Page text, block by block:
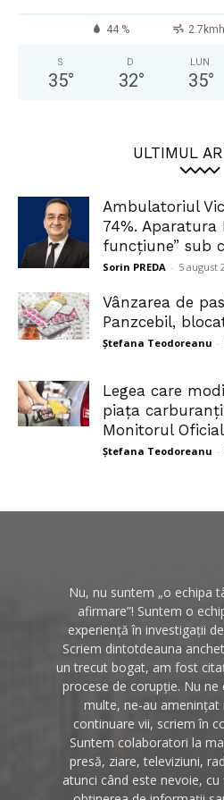
44 % 2.7kmh
S
35°
D
32°
LUN
35°
ULTIMUL
Ambulatoriul
74%. Aparatura
funcțiune” sub
Sorin PREDA - 5 august
Vânzarea de
Panzcebil,
Ștefana Teodoreanu -
Legea care
piața
Monitorul Oficial
Ștefana Teodoreanu -
Nu, nu suntem „o echipa
afirmare”! Suntem o
experiență în investigații
Scriem dintotdeauna
un trecut bogat, am fost
procese de corupție. Nu
multe, ne-au amenințat
continuare vii, scriem în
Suntem colaboratori la
presă, ziare, televiziuni,
atunci când este nevoie,